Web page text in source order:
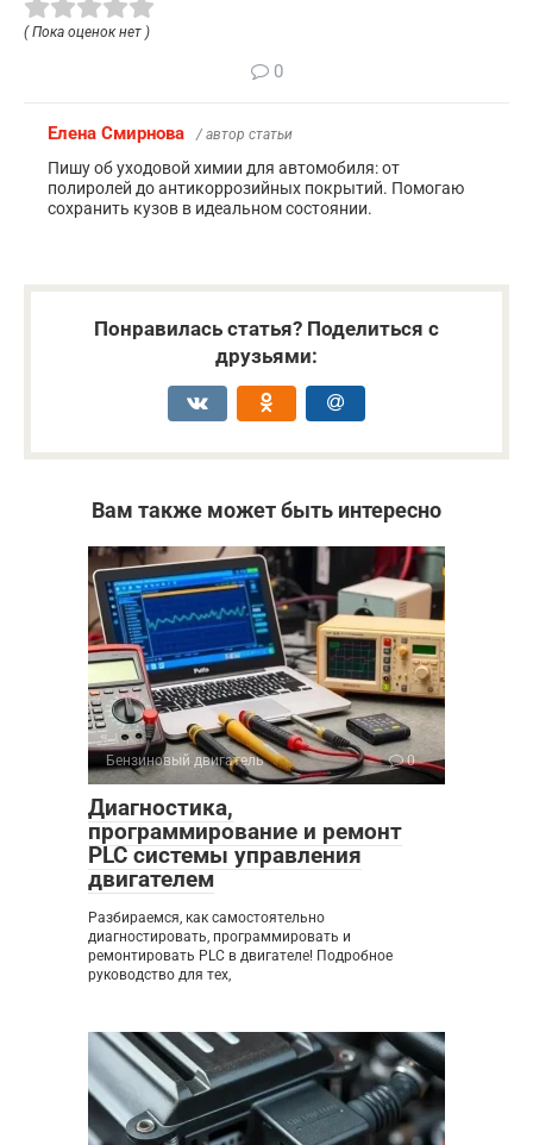
( Пока оценок нет )
0
Елена Смирнова / автор статьи
Пишу об уходовой химии для автомобиля: от
полиролей до антикоррозийных покрытий. Помогаю
сохранить кузов в идеальном состоянии.
Понравилась статья? Поделиться с
друзьями:
Вам также может быть интересно
Бензиновый двигатель 0
Диагностика,
программирование и ремонт
PLC системы управления
двигателем
Разбираемся, как самостоятельно
диагностировать, программировать и
ремонтировать PLC в двигателе! Подробное
руководство для тех,